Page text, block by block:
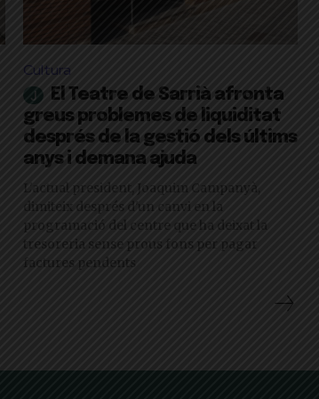
Cultura
El Teatre de Sarrià afronta
greus problemes de liquiditat
després de la gestió dels últims
anys i demana ajuda
L'actual president, Joaquim Campanyà,
dimiteix després d'un canvi en la
programació del centre que ha deixat la
tresoreria sense prous fons per pagar
factures pendents